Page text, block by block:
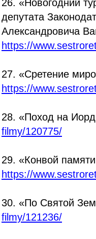
26. «Новогодний
депутата
Александровича
https://
27. «Сретение
https://
28. «Поход на
filmy/120775/
29. «Конвой
https://
30. «По Святой
filmy/121236/